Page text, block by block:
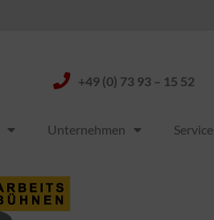
+49 (0) 73 93 – 15 52
Unternehmen Service